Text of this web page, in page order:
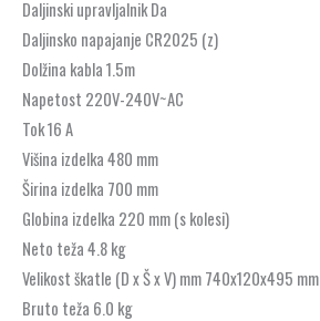
Daljinski upravljalnik Da
Daljinsko napajanje CR2025 (z)
Dolžina kabla 1.5m
Napetost 220V-240V~AC
Tok 16 A
Višina izdelka 480 mm
Širina izdelka 700 mm
Globina izdelka 220 mm (s kolesi)
Neto teža 4.8 kg
Velikost škatle (D x Š x V) mm 740x120x495 mm
Bruto teža 6.0 kg